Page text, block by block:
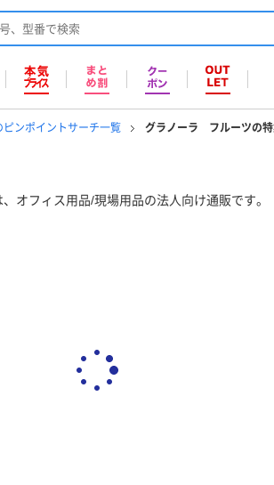
ピンポイントサーチ一覧 グラノーラ フルーツの
オフィス用品/現場用品の法人向け通販です。